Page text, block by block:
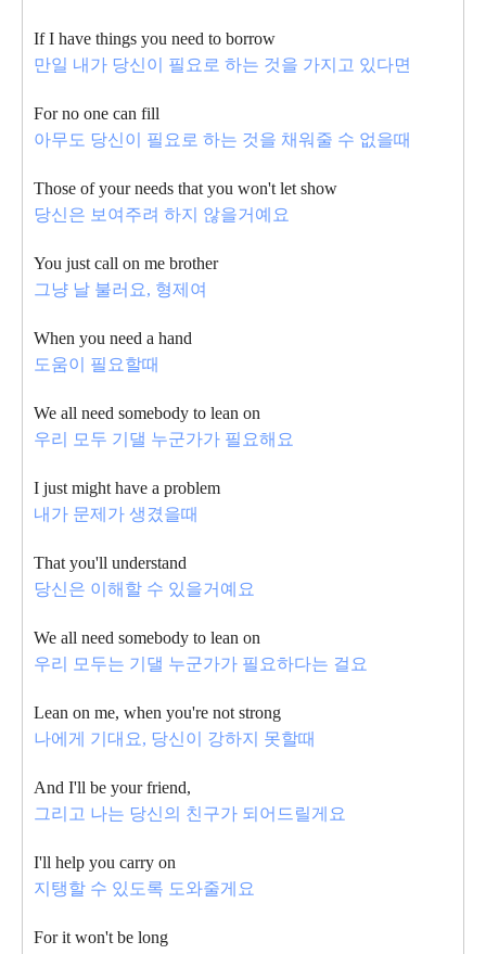
If I have things you need to borrow
만일 내가 당신이 필요로 하는 것을 가지고 있다면
For no one can fill
아무도 당신이 필요로 하는 것을 채워줄 수 없을때
Those of your needs that you won't let show
당신은 보여주려 하지 않을거예요
You just call on me brother
그냥 날 불러요, 형제여
When you need a hand
도움이 필요할때
We all need somebody to lean on
우리 모두 기댈 누군가가 필요해요
I just might have a problem
내가 문제가 생겼을때
That you'll understand
당신은 이해할 수 있을거예요
We all need somebody to lean on
우리 모두는 기댈 누군가가 필요하다는 걸요
Lean on me, when you're not strong
나에게 기대요, 당신이 강하지 못할때
And I'll be your friend,
그리고 나는 당신의 친구가 되어드릴게요
I'll help you carry on
지탱할 수 있도록 도와줄게요
For it won't be long